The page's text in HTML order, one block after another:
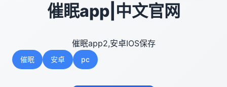
催眠app|中文官网
催眠app2,安卓IOS保存
催眠 安卓 pc